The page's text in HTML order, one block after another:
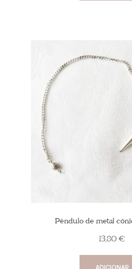
Pêndulo de metal
13,80 €
ADICIONAR